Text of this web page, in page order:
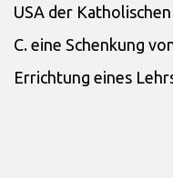
USA der
C. eine Schenkung
Errichtung eines